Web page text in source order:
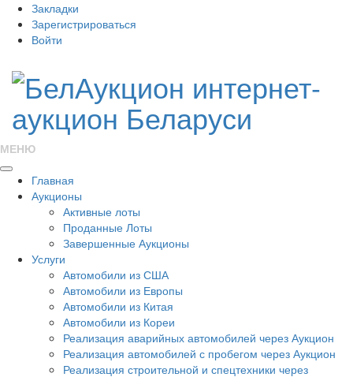
Закладки
Зарегистрироваться
Войти
МЕНЮ
Главная
Аукционы
Активные лоты
Проданные Лоты
Завершенные Аукционы
Услуги
Автомобили из США
Автомобили из Европы
Автомобили из Китая
Автомобили из Кореи
Реализация аварийных автомобилей через Аукцион
Реализация автомобилей с пробегом через Аукцион
Реализация строительной и спецтехники через